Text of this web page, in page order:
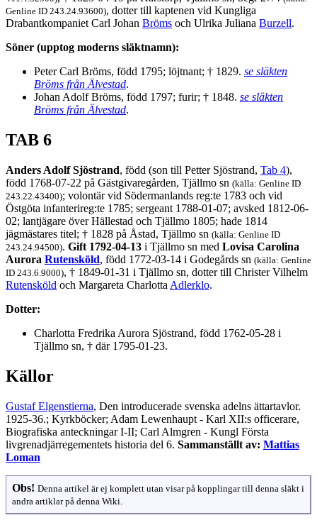
Genline ID 243.24.93600), dotter till kaptenen vid Kungliga
Drabantkompaniet Carl Johan Bröms och Ulrika Juliana Burzell.
Söner (upptog moderns släktnamn):
Peter Carl Bröms, född 1795; löjtnant; † 1829. se släkten
Bröms från Älvestad.
Johan Adolf Bröms, född 1797; furir; † 1848. se släkten
Bröms från Älvestad.
TAB 6
Anders Adolf Sjöstrand, född (son till Petter Sjöstrand, Tab 4),
född 1768-07-22 på Gästgivaregården, Tjällmo sn (källa: Genline ID
243.22.43400); volontär vid Södermanlands reg:te 1783 och vid
Östgöta infanterireg:te 1785; sergeant 1788-01-07; avsked 1812-06-
02; lantjägare över Hällestad och Tjällmo 1805; hade 1814
jägmästares titel; † 1828 på Åstad, Tjällmo sn (källa: Genline ID
243.24.94500). Gift 1792-04-13 i Tjällmo sn med Lovisa Carolina
Aurora Rutensköld, född 1772-03-14 i Godegårds sn (källa: Genline
ID 243.6.9000), † 1849-01-31 i Tjällmo sn, dotter till Christer Vilhelm
Rutensköld och Margareta Charlotta Adlerklo.
Dotter:
Charlotta Fredrika Aurora Sjöstrand, född 1762-05-28 i
Tjällmo sn, † där 1795-01-23.
Källor
Gustaf Elgenstierna, Den introducerade svenska adelns ättartavlor.
1925-36.; Kyrkböcker; Adam Lewenhaupt - Karl XII:s officerare,
Biografiska anteckningar I-II; Carl Almgren - Kungl Första
livgrenadjärregementets historia del 6. Sammanställt av: Mattias
Loman
Obs! Denna artikel är ej komplett utan visar på kopplingar till denna släkt i
andra artiklar på denna Wiki.